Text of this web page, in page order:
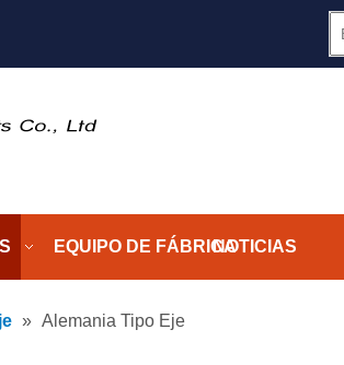
EQUIPO DE FÁBRICANOTICIAS
» Alemania Tipo Eje